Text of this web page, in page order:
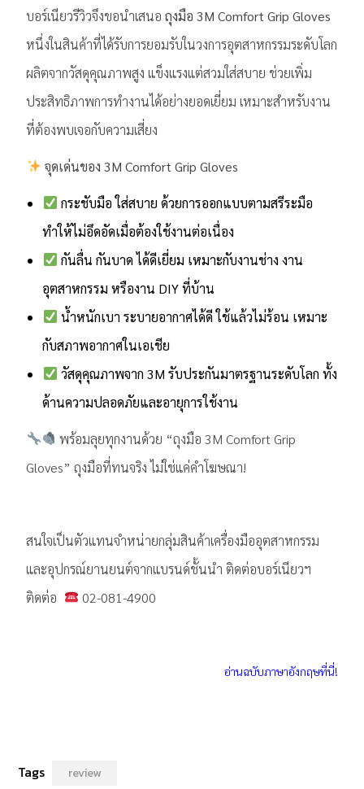
บอร์เนียวรีวิวจึงขอนำเสนอถุงมือ 3M Comfort Grip Gloves
หนึ่งในสินค้าที่ได้รับการยอมรับในวงการอุตสาหกรรมระดับโลก
ผลิตจากวัสดุคุณภาพสูง แข็งแรงแต่สวมใส่สบาย ช่วยเพิ่ม
ประสิทธิภาพการทำงานได้อย่างยอดเยี่ยม เหมาะสำหรับงาน
ที่ต้องพบเจอกับความเสี่ยง
จุดเด่นของ 3M Comfort Grip Gloves
กระชับมือ ใส่สบาย ด้วยการออกแบบตามสรีระมือ
ทำให้ไม่อึดอัดเมื่อต้องใช้งานต่อเนื่อง
กันลื่น กันบาด ได้ดีเยี่ยม เหมาะกับงานช่าง งาน
อุตสาหกรรม หรืองาน DIY ที่บ้าน
น้ำหนักเบา ระบายอากาศได้ดี ใช้แล้วไม่ร้อน เหมาะ
กับสภาพอากาศในเอเชีย
วัสดุคุณภาพจาก 3M รับประกันมาตรฐานระดับโลก ทั้ง
ด้านความปลอดภัยและอายุการใช้งาน
พร้อมลุยทุกงานด้วย “ถุงมือ 3M Comfort Grip
Gloves” ถุงมือที่ทนจริง ไม่ใช่แค่คำโฆษณา!
สนใจเป็นตัวแทนจำหน่ายกลุ่มสินค้าเครื่องมืออุตสาหกรรม
และอุปกรณ์ยานยนต์จากแบรนด์ชั้นนำ ติดต่อบอร์เนียวฯ
ติดต่อ
02-081-4900
อ่านฉบับภาษาอังกฤษที่นี่!
Tags review